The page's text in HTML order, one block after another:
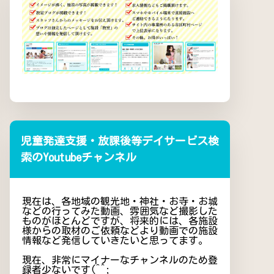
児童発達支援・放課後等デイサービス検
索のYoutubeチャンネル
現在は、各地域の観光地・神社・お寺・お城
などの行ってみた動画、雰囲気など撮影した
ものがほとんどですが、将来的には、各施設
様からの取材のご依頼などより動画での施設
情報など発信していきたいと思ってます。
現在、非常にマイナーなチャンネルのため登
録者少ないです(^^;